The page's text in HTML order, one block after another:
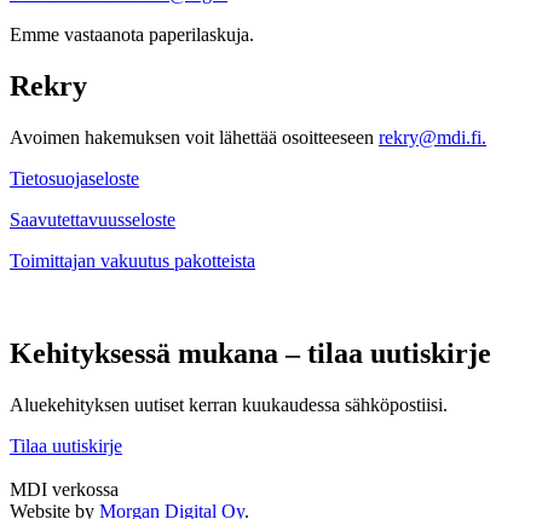
Emme vastaanota paperilaskuja.
Rekry
Avoimen hakemuksen voit lähettää osoitteeseen rekry@mdi.fi.
Tietosuojaseloste
Saavutettavuusseloste
Toimittajan vakuutus pakotteista
Kehityksessä mukana – tilaa uutiskirje
Aluekehityksen uutiset kerran kuukaudessa sähköpostiisi.
Tilaa uutiskirje
MDI verkossa
Twitter
LinkedIn
Instagram
Facebook
Website by Morgan Digital Oy.